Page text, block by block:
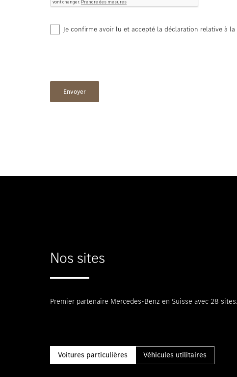
Je confirme avoir lu et accepté la déclaration relative à la
Nos sites
Premier partenaire Mercedes-Benz en Suisse avec 28
Voitures particulières Véhicules utilitaires